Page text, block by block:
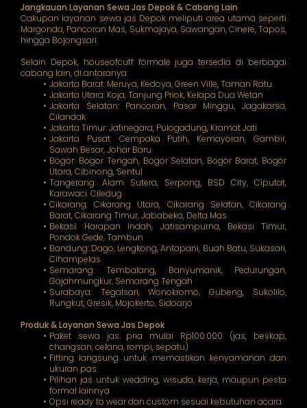
Jangkauan Layanan Sewa Jas Depok & Cabang Lain
Cakupan layanan sewa jas Depok meliputi area utama seperti
Margonda, Pancoran Mas, Sukmajaya, Sawangan, Cinere, Tapos,
hingga Bojongsari.
Selain Depok, houseofcuff formale juga tersedia di berbagai
cabang lain, di antaranya:
Jakarta Barat: Meruya, Kedoya, Green Ville, Taman Ratu
Jakarta Utara: Koja, Tanjung Priok, Kelapa Dua Wetan
Jakarta Selatan: Pancoran, Pasar Minggu, Jagakarsa,
Cilandak
Jakarta Timur: Jatinegara, Pulogadung, Kramat Jati
Jakarta Pusat: Cempaka Putih, Kemayoran, Gambir,
Sawah Besar, Johar Baru
Bogor: Bogor Tengah, Bogor Selatan, Bogor Barat, Bogor
Utara, Cibinong, Sentul
Tangerang: Alam Sutera, Serpong, BSD City, Ciputat,
Karawaci. Ciledug
Cikarang: Cikarang Utara, Cikarang Selatan, Cikarang
Barat, Cikarang Timur, Jababeka, Delta Mas
Bekasi: Harapan Indah, Jatisampurna, Bekasi Timur,
Pondok Gede, Tambun
Bandung: Dago, Lengkong, Antapani, Buah Batu, Sukasari,
Cihampelas
Semarang: Tembalang, Banyumanik, Pedurungan,
Gajahmungkur, Semarang Tengah
Surabaya: Tegalsari, Wonokromo, Gubeng, Sukolilo,
Rungkut, Gresik, Mojokerto, Sidoarjo
Produk & Layanan Sewa Jas Depok
Paket sewa jas pria mulai Rp100.000 (jas, beskap,
changsan, celana, rompi, sepatu)
Fitting langsung untuk memastikan kenyamanan dan
ukuran pas
Pilihan jas untuk wedding, wisuda, kerja, maupun pesta
formal lainnya
Opsi ready to wear dan custom sesuai kebutuhan acara